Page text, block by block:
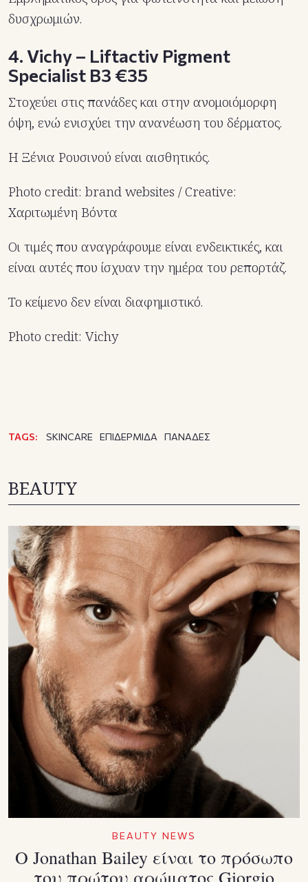
δυσχρωμιών.
4. Vichy – Liftactiv Pigment
Specialist B3 €35
Στοχεύει στις πανάδες και στην ανομοιόμορφη
όψη, ενώ ενισχύει την ανανέωση του δέρματος.
Η Ξένια Ρουσινού είναι αισθητικός.
Photo credit: brand websites / Creative:
Χαριτωμένη Βόντα
Οι τιμές που αναγράφουμε είναι ενδεικτικές, και
είναι αυτές που ίσχυαν την ημέρα του ρεπορτάζ.
Το κείμενο δεν είναι διαφημιστικό.
Photo credit: Vichy
TAGS: SKINCARE ΕΠΙΔΕΡΜΙΔΑ ΠΑΝΑΔΕΣ
BEAUTY
BEAUTY NEWS
Ο Jonathan Bailey είναι το πρόσωπο